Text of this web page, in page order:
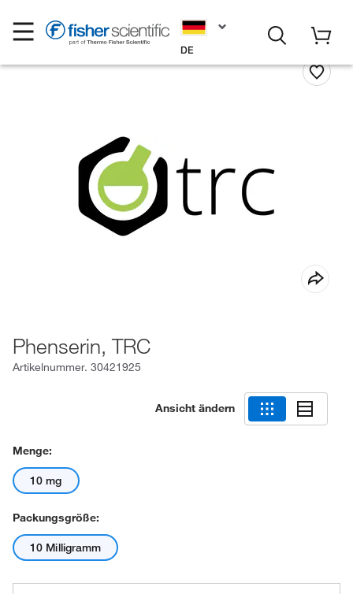
DE
Phenserin, TRC
Artikelnummer. 30421925
Ansicht ändern
Menge:
10 mg
Packungsgröße:
10 Milligramm